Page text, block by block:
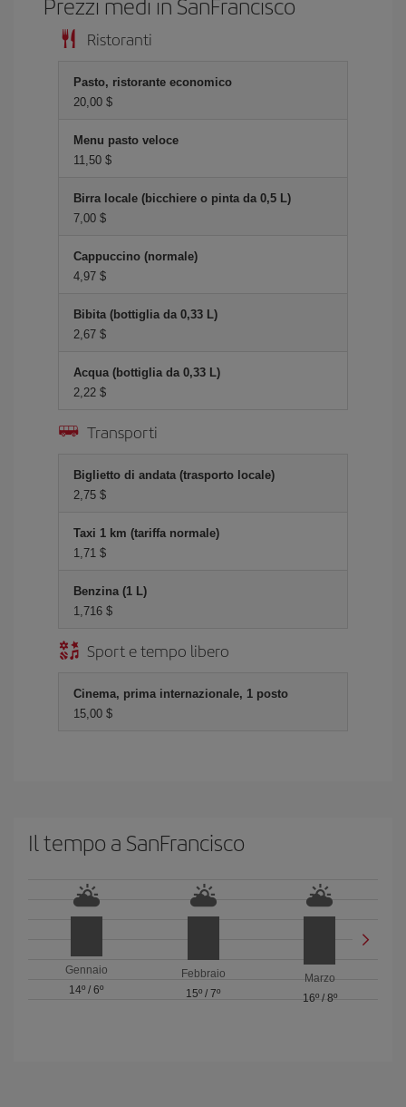
Ristoranti
Pasto, ristorante economico
20,00 $
Menu pasto veloce
11,50 $
Birra locale (bicchiere o pinta da 0,5 L)
7,00 $
Cappuccino (normale)
4,97 $
Bibita (bottiglia da 0,33 L)
2,67 $
Acqua (bottiglia da 0,33 L)
2,22 $
Transporti
Biglietto di andata (trasporto locale)
2,75 $
Taxi 1 km (tariffa normale)
1,71 $
Benzina (1 L)
1,716 $
Sport e tempo libero
Cinema, prima internazionale, 1 posto
15,00 $
Il tempo a SanFrancisco
Gennaio
14º /6º
Febbraio
15º / 7º
Marzo
16º/ 8º